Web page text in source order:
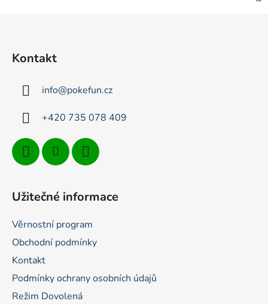
Kontakt
info@pokefun.cz
+420 735 078 409
Užitečné informace
Věrnostní program
Obchodní podmínky
Kontakt
Podmínky ochrany osobních údajů
Režim Dovolená